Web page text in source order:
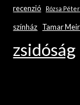
recenzió
Rózsa Péter
színház Tamar Meir
zsidóság